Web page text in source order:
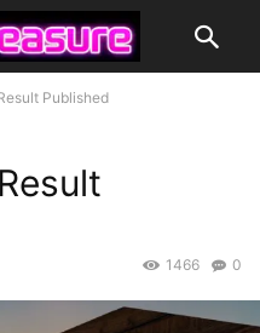
Published
0
1466